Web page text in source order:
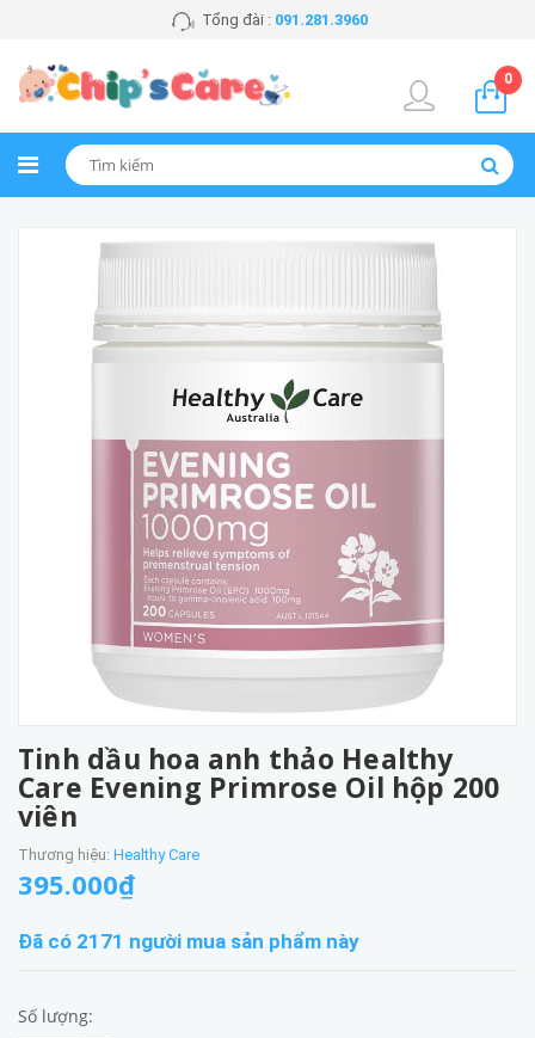
Tổng đài : 091.281.3960
0
Tinh dầu hoa anh thảo Healthy
Care Evening Primrose Oil hộp 200
viên
Thương hiệu: Healthy Care
395.000₫
Đã có 2171 người mua sản phẩm này
Số lượng: